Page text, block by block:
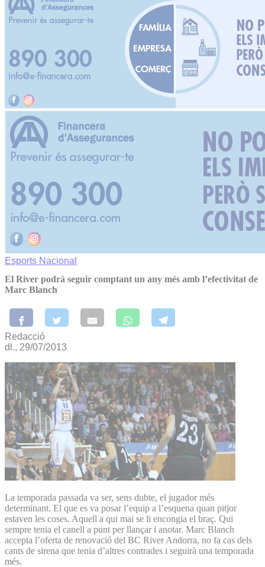
Esports Nacional
El River podrà seguir comptant un any més amb l’efectivitat de
Marc Blanch
Redacció
dl., 29/07/2013
La temporada passada va ser, sens dubte, el jugador més
determinant. El que es va posar l’equip a l’esquena quan pitjor
estaven les coses. Aquell a qui mai se li encongia el braç. Qui
sempre tenia el canell a punt per llançar i anotar. Marc Blanch
accepta l’oferta de renovació del BC River Andorra, no fa cas dels
cants de sirena que tenia d’altres contrades i seguirà una temporada
més.